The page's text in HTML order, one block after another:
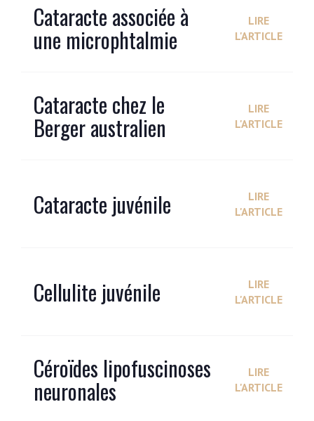
Cataracte associée à
une microphtalmie
LIRE
L'ARTICLE
Cataracte chez le
Berger australien
LIRE
L'ARTICLE
Cataracte juvénile
LIRE
L'ARTICLE
Cellulite juvénile
LIRE
L'ARTICLE
Céroïdes lipofuscinoses
neuronales
LIRE
L'ARTICLE